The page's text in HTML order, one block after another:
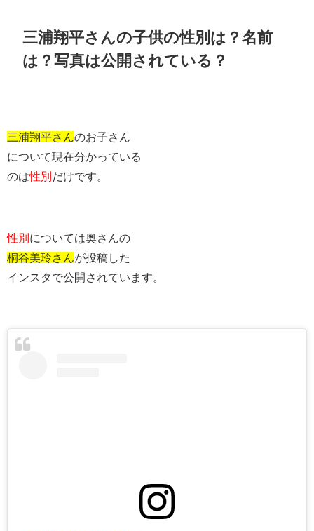
三浦翔平さんの子供の性別は？名前
は？写真は公開されている？
三浦翔平さん のお子さん
について現在分かっている
のは性別だけです。
性別については奥さんの
桐谷美玲さん が投稿した
インスタで公開されています。